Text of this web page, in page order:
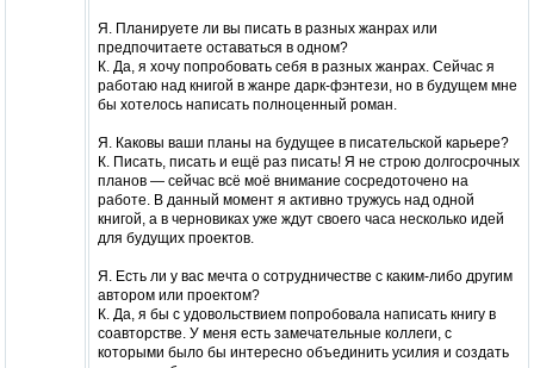
Я. Планируете ли вы писать в разных жанрах или
предпочитаете оставаться в одном?
К. Да, я хочу попробовать себя в разных жанрах. Сейчас я
работаю над книгой в жанре дарк-фэнтези, но в будущем мне
бы хотелось написать полноценный роман.
Я. Каковы ваши планы на будущее в писательской карьере?
К. Писать, писать и ещё раз писать! Я не строю долгосрочных
планов — сейчас всё моё внимание сосредоточено на
работе. В данный момент я активно тружусь над одной
книгой, а в черновиках уже ждут своего часа несколько идей
для будущих проектов.
Я. Есть ли у вас мечта о сотрудничестве с каким-либо другим
автором или проектом?
К. Да, я бы с удовольствием попробовала написать книгу в
соавторстве. У меня есть замечательные коллеги, с
которыми было бы интересно объединить усилия и создать